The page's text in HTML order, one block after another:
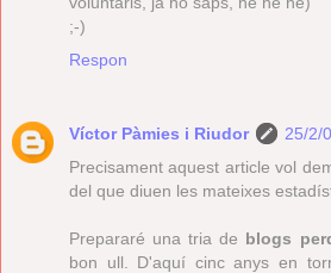
;-)
Respon
Víctor Pàmies i Riudor
25/2/
Precisament aquest article vol
del que diuen les mateixes
Prepararé una tria de blogs
bon ull. D'aquí cinc anys en